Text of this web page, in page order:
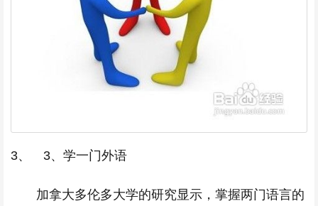
3、 3、学一门外语
加拿大多伦多大学的研究显示，掌握两门语言的